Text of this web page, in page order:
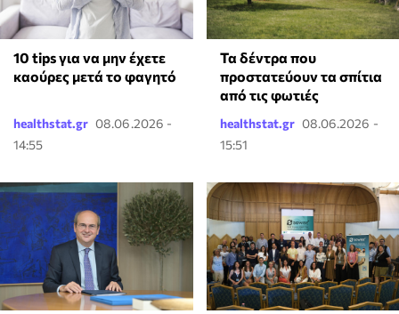
10 tips για να μην έχετε
καούρες μετά το φαγητό
healthstat.gr 08.06.2026 -
14:55
Τα δέντρα που
προστατεύουν τα σπίτια
από τις φωτιές
healthstat.gr 08.06.2026 -
15:51